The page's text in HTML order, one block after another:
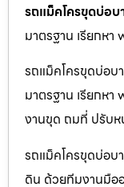
รถแม็คโครขุดบ่อบ
มาตรฐาน เรียกห
รถแม็คโครขุดบ่อบ
มาตรฐาน เรียกห
งานขุด ถมที่ ปรับ
รถแม็คโครขุดบ่อ
ดิน ด้วยทีมงานมือ